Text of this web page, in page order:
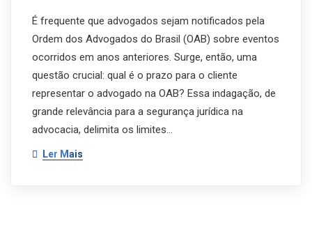
É frequente que advogados sejam notificados pela
Ordem dos Advogados do Brasil (OAB) sobre eventos
ocorridos em anos anteriores. Surge, então, uma
questão crucial: qual é o prazo para o cliente
representar o advogado na OAB? Essa indagação, de
grande relevância para a segurança jurídica na
advocacia, delimita os limites…
Ler Mais